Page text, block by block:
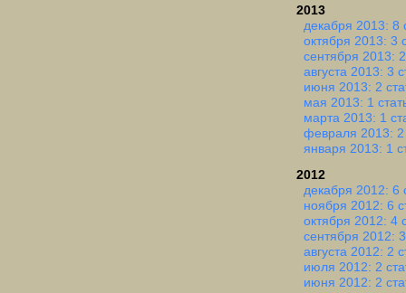
2013
декабря 2013: 8
октября 2013: 3
сентября 2013:
августа 2013: 3
июня 2013: 2
мая 2013: 1
марта 2013: 1
февраля 2013: 2
января 2013: 1
2012
декабря 2012: 6
ноября 2012: 6
октября 2012: 4
сентября 2012:
августа 2012: 2
июля 2012: 2
июня 2012: 2